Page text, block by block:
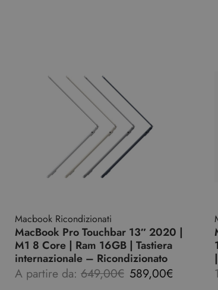
Macbook Ricondizionati
MacBook Pro Touchbar 13″ 2020 |
M1 8 Core | Ram 16GB | Tastiera
internazionale – Ricondizionato
A partire da: 649,00€ 589,00€